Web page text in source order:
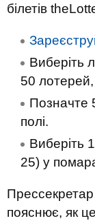
білетів
Виберіть
50
Позначте
полі.
Виберіть
25) у
пояснює, як